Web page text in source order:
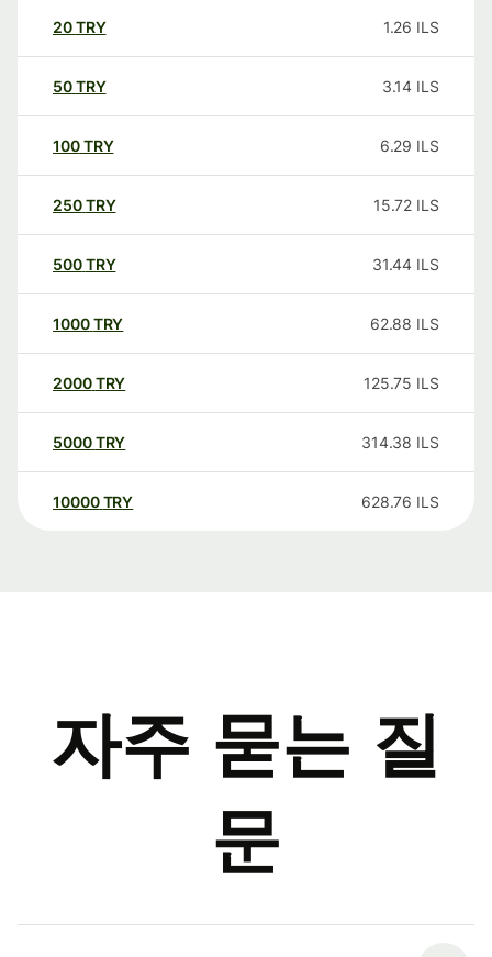
20TRY 1.26 ILS
50TRY 3.14 ILS
100TRY 6.29 ILS
250TRY 15.72 ILS
500TRY 31.44 ILS
1000TRY 62.88 ILS
2000TRY 125.75 ILS
5000TRY 314.38 ILS
10000 TRY 628.76 ILS
자주 묻는 질
문